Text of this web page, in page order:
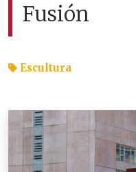
Fusión
Escultura